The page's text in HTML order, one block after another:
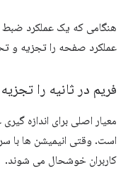
هنگامی که یک عملکرد ضبط
عملکرد صفحه را تجزیه و
فریم در ثانیه را
کاربران خوشحال می شوند.